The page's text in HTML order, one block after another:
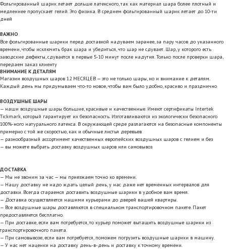
Фольгированный шарик летает дольше латексного, так как материал шара более плотный и
медленнее пропускает гелий. Это физика. В среднем фольгированный шарик летает до 10-ти
дней
ВАЖНО
Все фольгированные шарики перед доставкой надуваем заранее, за пару часов до указанного
времени, чтобы исключить брак шара и убедиться, что шар не сдувает. Шар, у которого есть
заводские дефекты, сдувается в первые 5-10 минут после надутия. Только после проверки шара,
передаем заказ клиенту
ВНИМАНИЕ К ДЕТАЛЯМ
Магазин воздушных шаров 12 МЕСЯЦЕВ — это не только шары, но и внимание к деталям.
Каждый день мы придумываем что-то новое, чтобы вам было удобно, красиво и празднично
ВОЗДУШНЫЕ ШАРЫ
— наши воздушные шары большие, красивые и качественные. Имеют сертификаты Intertek
Tickmark, который гарантирует их безопасность. Изготавливаются из экологически безопасного
100%-ного натурального латекса. В окружающей среде разлагаются на безопасные компоненты
примерно с той же скоростью, как и обычные листья деревьев
— разнообразный ассортимент качественных европейских воздушных шаров с гелием и без
— вы можете выбрать доставку воздушных шаров или самовывоз
ДОСТАВКА
— Мы не звоним за час — мы приезжаем точно ко времени.
— Нашу доставку не надо ждать целый день, у нас даже нет временных интервалов для
доставки. Всегда стараемся доставить воздушные шарики в удобное вам время.
— Доставка осуществляется нашими курьерами до дверей вашей квартиры.
— Все воздушные шары доставляются в специальном транспортировочном пакете. Пакет
предоставляется бесплатно.
— При доставке, если вам потребуется, то курьер поможет вытащить воздушные шарики из
транспортировочного пакета.
— При самовывозе, если вам потребуется, поможем погрузить воздушные шарики в машину.
— У нас нет наценки на доставку день-в-день и доставку к точному времени.